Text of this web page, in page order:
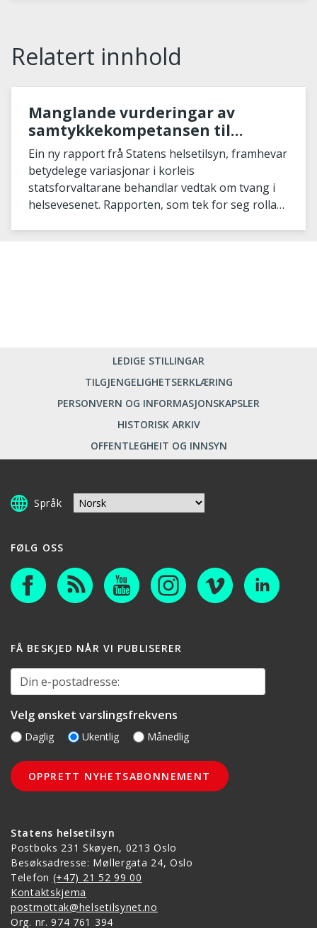
Relatert innhold
Manglande vurderingar av
samtykkekompetansen til
pasientar kan føre til ulovleg
bruk av tvang
Ein ny rapport frå Statens helsetilsyn, framhevar
betydelege variasjonar i korleis
statsforvaltarane behandlar vedtak om tvang i
helsevesenet. Rapporten, som tek for seg rolla
LEDIGE STILLINGAR
TILGJENGELIGHETSERKLÆRING
PERSONVERN OG INFORMASJONSKAPSLER
HISTORISK ARKIV
OFFENTLEGHEIT OG INNSYN
Språk
Statens helsetilsyn
Postboks 231 Skøyen, 0213 Oslo
Besøksadresse: Møllergata 24, Oslo
Telefon (+47) 21 52 99 00
Kontaktskjema
postmottak@helsetilsynet.no
Org. nr. 974 761 394
FØLG OSS
FÅ BESKJED NÅR VI PUBLISERER
Din e-postadresse:
Velg ønsket varslingsfrekvens
Daglig Ukentlig Månedlig